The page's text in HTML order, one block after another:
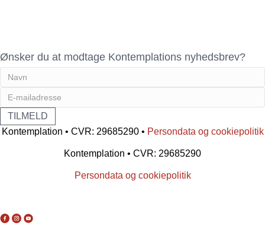
Ønsker du at modtage Kontemplations nyhedsbrev?
Kontemplation • CVR: 29685290 • Persondata og cookiepolitik
Kontemplation • CVR: 29685290
Persondata og cookiepolitik
You tube